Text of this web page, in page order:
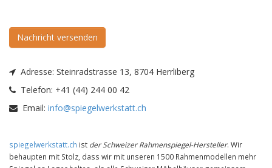
Nachricht versenden
Adresse: Steinradstrasse 13, 8704 Herrliberg
Telefon: +41 (44) 244 00 42
Email: info@spiegelwerkstatt.ch
spiegelwerkstatt.ch ist der Schweizer Rahmenspiegel-Hersteller. Wir
behaupten mit Stolz, dass wir mit unseren 1500 Rahmenmodellen mehr